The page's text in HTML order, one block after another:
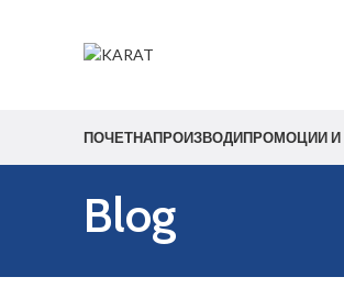
ПОЧЕТНАПРОИЗВОДИПРОМОЦИИ И
Blog